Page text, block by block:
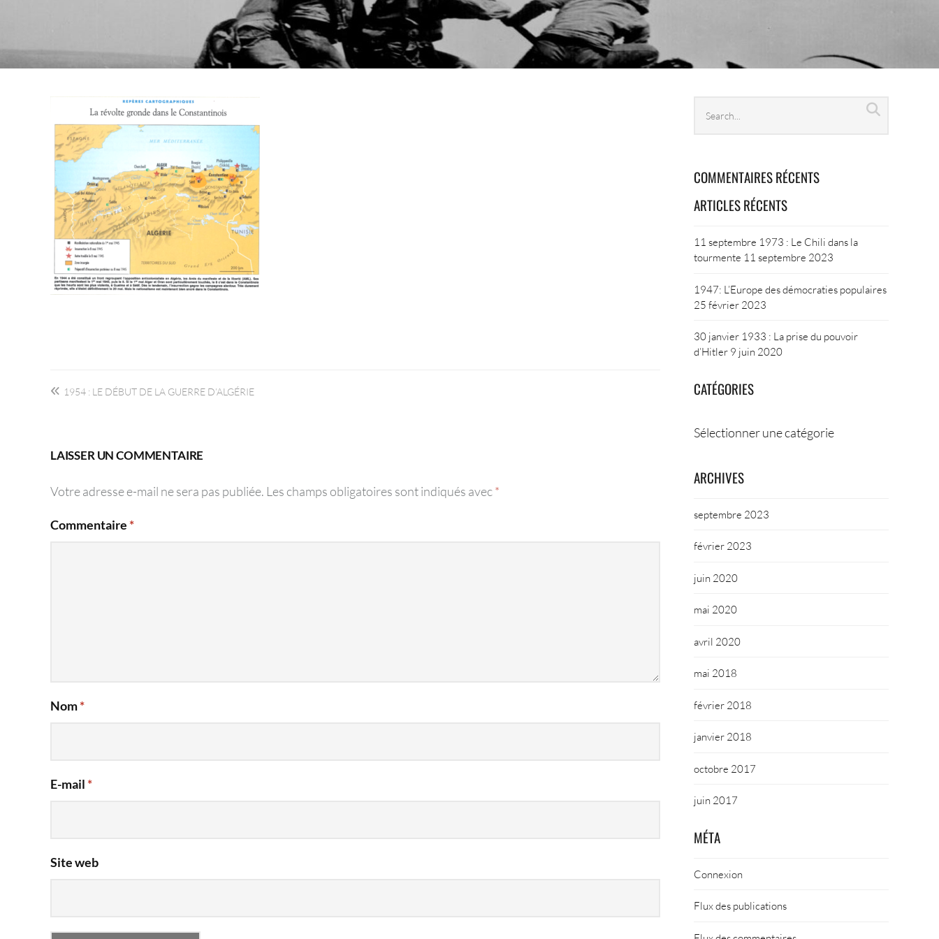
Navigation
de 1954 : LE DÉBUT DE LA GUERRE D’ALGÉRIE
LAISSER UN COMMENTAIRE
Votre adresse e-mail ne sera pas publiée. Les champs obligatoires sont indiqués avec*
Commentaire *
Nom*
E-mail *
Site web
archives
COMMENTAIRES RÉCENTS
ARTICLES RÉCENTS
11 septembre 1973 : Le Chili dans la
tourmente 11 septembre 2023
1947: L’Europe des démocraties populaires
25 février 2023
30 janvier 1933 : La prise du pouvoir
d’Hitler 9 juin 2020
CATÉGORIES
ARCHIVES
septembre 2023
février 2023
juin 2020
mai 2020
avril 2020
mai 2018
février 2018
janvier 2018
octobre 2017
juin 2017
MÉTA
Connexion
Flux des publications